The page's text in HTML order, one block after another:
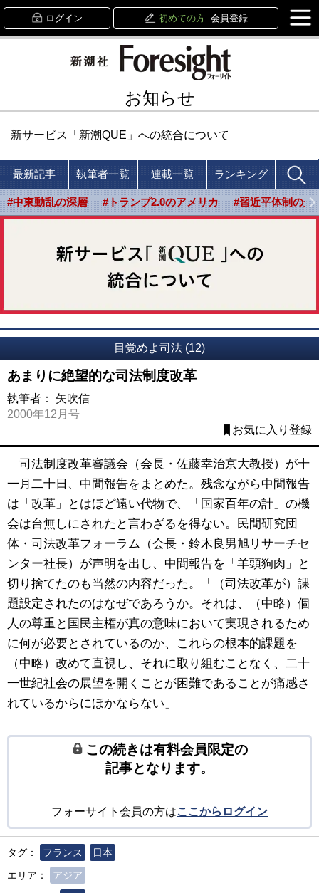
ログイン 初めての方 会員登録
お知らせ
新サービス「新潮QUE」への統合について
最新記事 執筆者一覧 連載一覧 ランキング
#中東動乱の深層 #トランプ2.0のアメリカ #習近平体制の光
目覚めよ司法 (12)
あまりに絶望的な司法制度改革
執筆者： 矢吹信
2000年12月号
お気に入り登録
司法制度改革審議会（会長・佐藤幸治京大教授）が十
一月二十日、中間報告をまとめた。残念ながら中間報告
は「改革」とはほど遠い代物で、「国家百年の計」の機
会は台無しにされたと言わざるを得ない。民間研究団
体・司法改革フォーラム（会長・鈴木良男旭リサーチセ
ンター社長）が声明を出し、中間報告を「羊頭狗肉」と
切り捨てたのも当然の内容だった。「（司法改革が）課
題設定されたのはなぜであろうか。それは、（中略）個
人の尊重と国民主権が真の意味において実現されるため
に何が必要とされているのか、これらの根本的課題を
（中略）改めて直視し、それに取り組むことなく、二十
一世紀社会の展望を開くことが困難であることが痛感さ
れているからにほかならない」
この続きは有料会員限定の
記事となります。
フォーサイト会員の方はここからログイン
タグ： フランス
日本
エリア：
アジア